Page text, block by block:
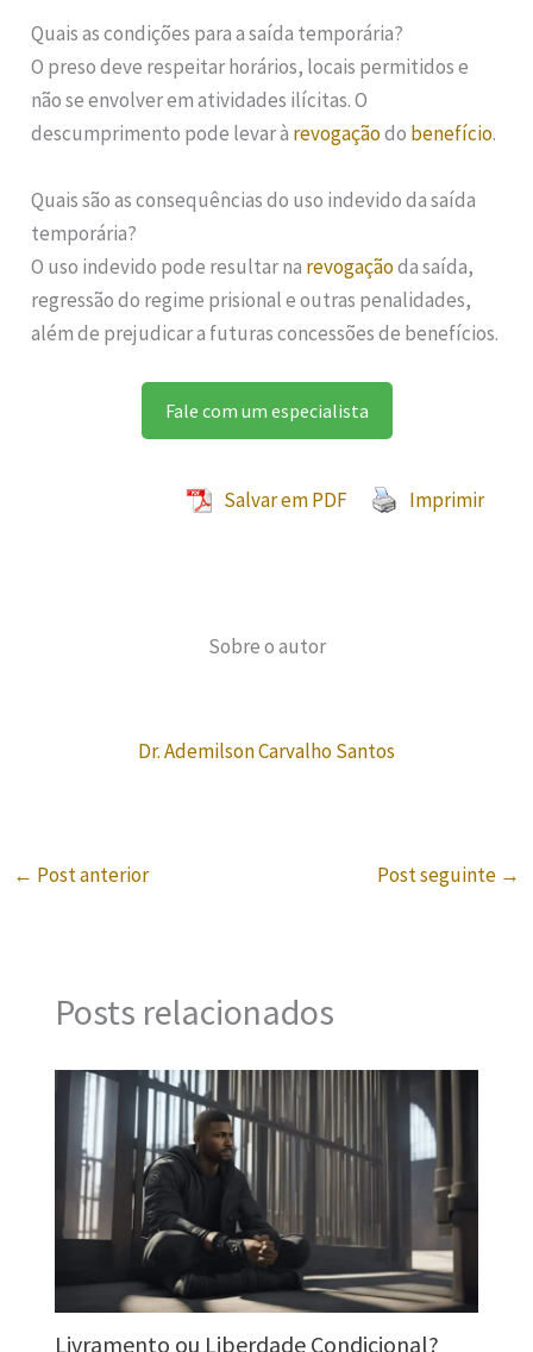
Quais as condições para a saída temporária?
O preso deve respeitar horários, locais permitidos e
não se envolver em atividades ilícitas. O
descumprimento pode levar à revogaçãodo benefício.
Quais são as consequências do uso indevido da saída
temporária?
O uso indevido pode resultar na revogaçãoda saída,
regressão do regime prisional e outras penalidades,
além de prejudicar a futuras concessões de benefícios.
Fale com um especialista
Salvar em PDF Imprimir
Sobre o autor
Dr. Ademilson Carvalho Santos
← Post anterior Post seguinte →
Posts relacionados
Livramento ou Liberdade Condicional?